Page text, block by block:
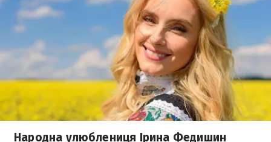
Народна улюблениця Ірина Федишин